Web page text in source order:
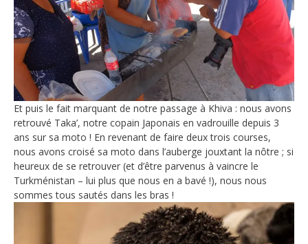
Et puis le fait marquant de notre passage à Khiva : nous avons
retrouvé Taka’, notre copain Japonais en vadrouille depuis 3
ans sur sa moto ! En revenant de faire deux trois courses,
nous avons croisé sa moto dans l’auberge jouxtant la nôtre ; si
heureux de se retrouver (et d’être parvenus à vaincre le
Turkménistan – lui plus que nous en a bavé !), nous nous
sommes tous sautés dans les bras !